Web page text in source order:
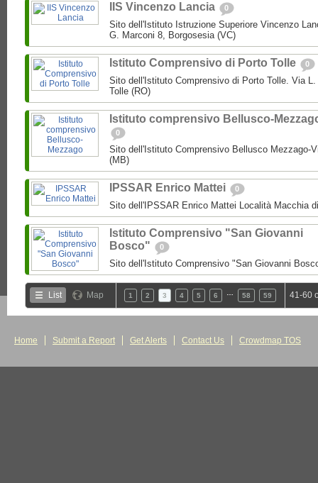
IIS Vincenzo Lancia 0
Sito dell'Istituto Istruzione Superiore Vincenzo
G. Marconi 8, Borgosesia (VC)
Istituto Comprensivo di Porto Tolle 0
Sito dell'Istituto Comprensivo di Porto Tolle. Via
Tolle (RO)
Istituto comprensivo Bellusco-
0
Sito dell'Istituto Comprensivo Bellusco Mezzago-
(MB)
IPSSAR Enrico Mattei 0
Sito dell'IPSSAR Enrico Mattei Località Macchia
Istituto Comprensivo "San Giovanni
Bosco"
0
Sito dell'Istituto Comprensivo "San Giovanni
List Map 1 2 3 4 5 6 58 59 41-60
Home Submit a Report Get Alerts Contact Us Crowdmap TOS